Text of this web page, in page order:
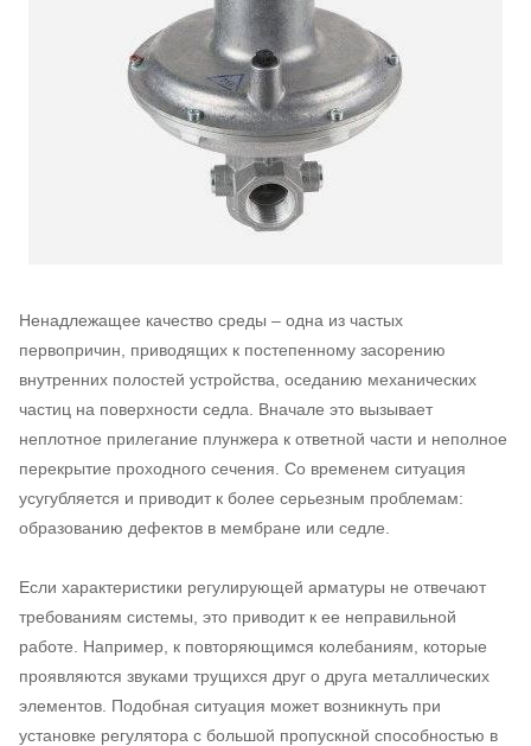
Ненадлежащее качество среды – одна из частых
первопричин, приводящих к постепенному засорению
внутренних полостей устройства, оседанию механических
частиц на поверхности седла. Вначале это вызывает
неплотное прилегание плунжера к ответной части и неполное
перекрытие проходного сечения. Со временем ситуация
усугубляется и приводит к более серьезным проблемам:
образованию дефектов в мембране или седле.
Если характеристики регулирующей арматуры не отвечают
требованиям системы, это приводит к ее неправильной
работе. Например, к повторяющимся колебаниям, которые
проявляются звуками трущихся друг о друга металлических
элементов. Подобная ситуация может возникнуть при
установке регулятора с большой пропускной способностью в